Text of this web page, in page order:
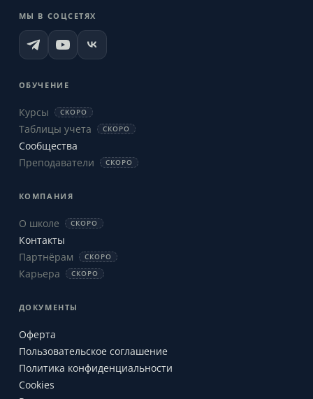
МЫ В СОЦСЕТЯХ
ОБУЧЕНИЕ
Курсы СКОРО
Таблицы учета СКОРО
Сообщества
Преподаватели
СКОРО
КОМПАНИЯ
О школе СКОРО
Контакты
Партнёрам
СКОРО
Карьера СКОРО
ДОКУМЕНТЫ
Оферта
Пользовательское соглашение
Политика конфиденциальности
Cookies